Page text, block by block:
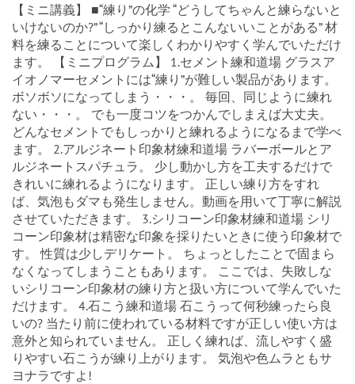
【ミニ講義】 ■“練り”の化学 “どうしてちゃんと練らないと
いけないのか?” “しっかり練るとこんないいことがある” 材
料を練ることについて楽しくわかりやすく学んでいただけ
ます。 【ミニプログラム】 1.セメント練和道場 グラスア
イオノマーセメントには“練り”が難しい製品があります。
ボソボソになってしまう・・・。 毎回、同じように練れ
ない・・・。 でも一度コツをつかんでしまえば大丈夫。
どんなセメントでもしっかりと練れるようになるまで学べ
ます。 2.アルジネート印象材練和道場 ラバーボールとア
ルジネートスパチュラ。 少し動かし方を工夫するだけで
きれいに練れるようになります。 正しい練り方をすれ
ば、気泡もダマも発生しません。動画を用いて丁寧に解説
させていただきます。 3.シリコーン印象材練和道場 シリ
コーン印象材は精密な印象を採りたいときに使う印象材で
す。 性質は少しデリケート。 ちょっとしたことで固まら
なくなってしまうこともあります。 ここでは、失敗しな
いシリコーン印象材の練り方と扱い方について学んでいた
だけます。 4.石こう練和道場 石こうって何秒練ったら良
いの? 当たり前に使われている材料ですが正しい使い方は
意外と知られていません。 正しく練れば、流しやすく盛
りやすい石こうが練り上がります。 気泡や色ムラともサ
ヨナラですよ!